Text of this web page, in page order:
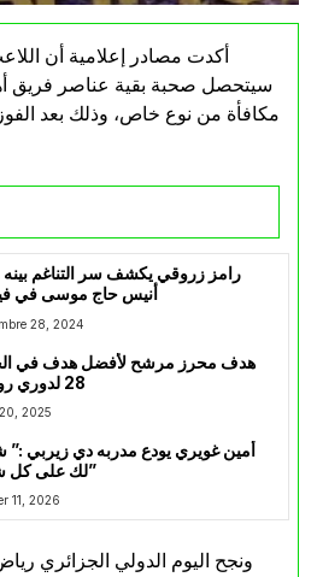
أكدت مصادر إعلامية أن
سيتحصل صحبة بقية عناصر فريق
مكافأة من نوع خاص، وذلك بعد
رامز زروقي يكشف سر التناغم بينه
أنيس حاج موسى في
28, 2024
هدف محرز مرشح لأفضل هدف في
28 لدوري روشن
2025
أمين غويري يودع مدربه دي زيربي :”
لك على كل شيء”
11, 2026
ونجح اليوم الدولي الجزائري